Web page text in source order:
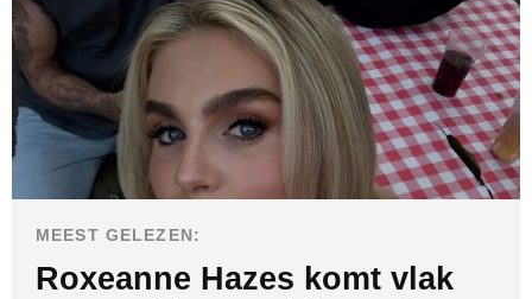
MEEST GELEZEN:
Roxeanne Hazes komt vlak